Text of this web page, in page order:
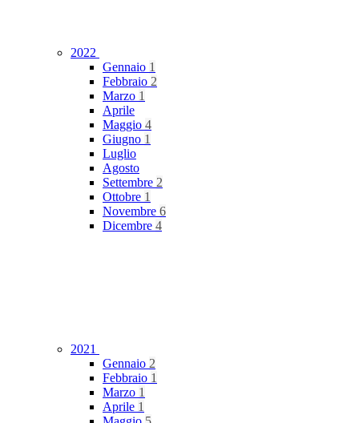
2022
Gennaio 1
Febbraio 2
Marzo 1
Aprile
Maggio 4
Giugno 1
Luglio
Agosto
Settembre 2
Ottobre 1
Novembre 6
Dicembre 4
2021
Gennaio 2
Febbraio 1
Marzo 1
Aprile 1